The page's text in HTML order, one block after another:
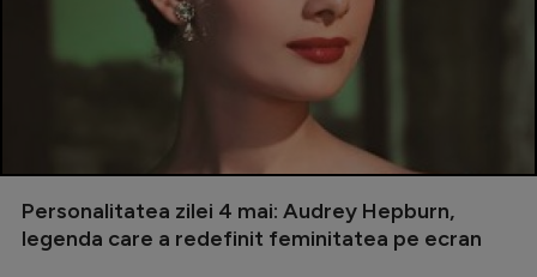
Personalitatea zilei 4 mai: Audrey Hepburn,
legenda care a redefinit feminitatea pe ecran